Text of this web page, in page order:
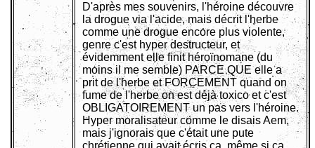
D'après mes souvenirs, l'héroine découvre
la drogue via l'acide, mais décrit l'herbe
comme une drogue encore plus violente,
genre c'est hyper destructeur, et
évidemment elle finit héroïnomane (du
moins il me semble) PARCE QUE elle a
prit de l'herbe et FORCEMENT quand on
fume de l'herbe on est déjà toxico et c'est
OBLIGATOIREMENT un pas vers l'héroine.
Hyper moralisateur comme le disais Aem,
mais j'ignorais que c'était une pute